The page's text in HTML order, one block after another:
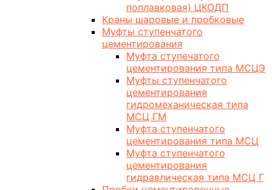
поплавковая) ЦКОДП
Краны шаровые и пробковые
Муфты ступенчатого
цементирования
Муфта ступечатого
цементирования типа МСЦЭ
Муфты ступенчатого
цементирования
гидромеханическая типа
МСЦ ГМ
Муфта ступенчатого
цементирования типа МСЦ
Муфта ступенчатого
цементирования
гидравлическая типа МСЦ Г